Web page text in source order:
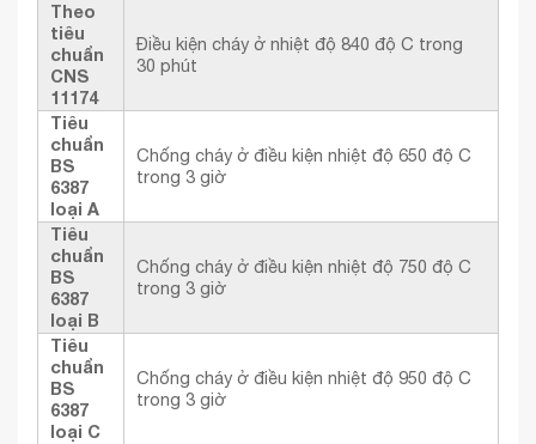
Theo
tiêu
chuẩn
CNS
11174
Điều kiện cháy ở nhiệt độ 840 độ C trong
30 phút
Tiêu
chuẩn
BS
6387
loại A
Chống cháy ở điều kiện nhiệt độ 650 độ C
trong 3 giờ
Tiêu
chuẩn
BS
6387
loại B
Chống cháy ở điều kiện nhiệt độ 750 độ C
trong 3 giờ
Tiêu
chuẩn
BS
6387
loại C
Chống cháy ở điều kiện nhiệt độ 950 độ C
trong 3 giờ